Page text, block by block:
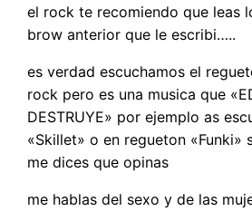
el rock te recomiendo que leas
brow anterior que le escribi…..
es verdad escuchamos el
rock pero es una musica que
DESTRUYE» por ejemplo as
«Skillet» o en regueton «Funki»
me dices que opinas
me hablas del sexo y de las